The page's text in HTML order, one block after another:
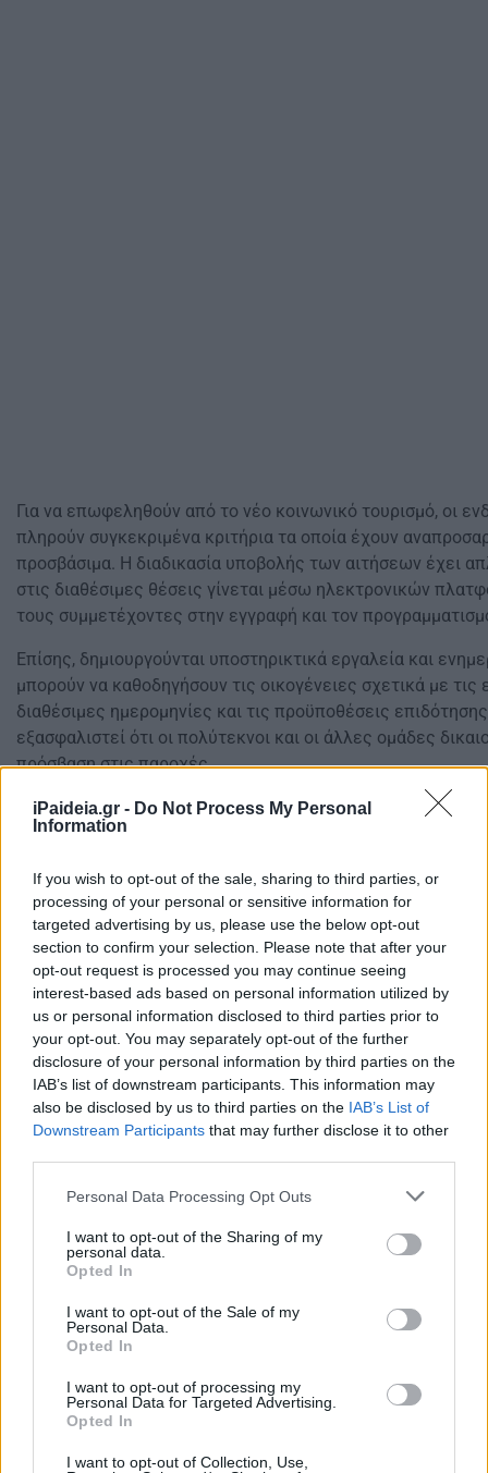
iPaideia.gr - Do Not Process My Personal
Information
If you wish to opt-out of the sale, sharing to third parties, or
processing of your personal or sensitive information for
targeted advertising by us, please use the below opt-out
section to confirm your selection. Please note that after your
opt-out request is processed you may continue seeing
interest-based ads based on personal information utilized by
us or personal information disclosed to third parties prior to
your opt-out. You may separately opt-out of the further
disclosure of your personal information by third parties on the
IAB’s list of downstream participants. This information may
also be disclosed by us to third parties on the IAB’s List of
Downstream Participants that may further disclose it to other
Please note that this website/app uses one or more Google
not limited to your visit or usage behaviour. You may click to
grant or deny consent to Google and its third-party tags to
use your data for below specified purposes in below Google
consent section.
Personal Data Processing Opt Outs
I want to opt-out of the Sharing of my
personal data.
Opted In
I want to opt-out of the Sale of my
Personal Data.
Opted In
I want to opt-out of processing my
Personal Data for Targeted Advertising.
Opted In
I want to opt-out of Collection, Use,
Για να επωφεληθούν από το νέο κοινωνικό τουρισμό, οι
πληρούν συγκεκριμένα κριτήρια τα οποία έχουν
προσβάσιμα. Η διαδικασία υποβολής των αιτήσεων έχει
στις διαθέσιμες θέσεις γίνεται μέσω ηλεκτρονικών
τους συμμετέχοντες στην εγγραφή και τον
Επίσης, δημιουργούνται υποστηρικτικά εργαλεία και
μπορούν να καθοδηγήσουν τις οικογένειες σχετικά με τις
διαθέσιμες ημερομηνίες και τις προϋποθέσεις
εξασφαλιστεί ότι οι πολύτεκνοι και οι άλλες ομάδες
πρόσβαση στις παροχές.
Για πολλές οικογένειες, αυτή η αναθεωρημένη εκδοχή
αποτελεί μια ευκαιρία να απολαύσουν διακοπές σε
για αυξημένη τουριστική δραστηριότητα και ενίσχυση
τη μεταρρύθμιση αυτή ένα σημαντικό βήμα στη στήριξη
Tελευταίες Ειδήσειςγια την Παιδεία και την